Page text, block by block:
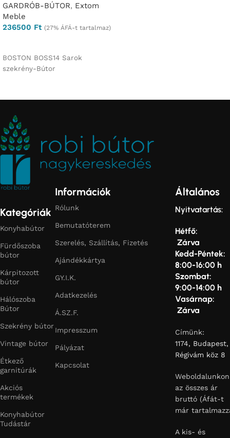
GARDRÓB-BÚTOR, Extom
Meble
236500 Ft (27% ÁFÁ-t tartalmaz)
BOSTON BOSS14 Sarok
szekrény-Bútor
Kategóriák
Konyhabútor
Fürdőszoba
bútor
Kárpitozott
bútor
Hálószoba
Bútor
Szekrény bútor
Vintage bútor
Étkező
garnitúrák
Akciós
termékek
Konyhabútor
Tudástár
Információk
Rólunk
Bemutatóterem
Szerelés, Szállítás, Fizetés
Ajándékkártya
GY.I.K.
Adatkezelés
Á.SZ.F.
Impresszum
Pályázat
Kapcsolat
Általános
Nyitvatartás:
Hétfő:
Zárva
Kedd-Péntek:
8:00-16:00 h
Szombat:
9:00-14:00 h
Vasárnap:
Zárva
Címünk:
1174, Budapest,
Régivám köz 8
Weboldalunkon
az összes ár
bruttó (Áfát-t
már
A kis- és